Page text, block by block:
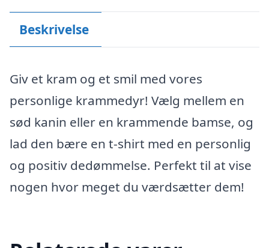
Beskrivelse
Giv et kram og et smil med vores
personlige krammedyr! Vælg mellem en
sød kanin eller en krammende bamse, og
lad den bære en t-shirt med en personlig
og positiv dedømmelse. Perfekt til at vise
nogen hvor meget du værdsætter dem!